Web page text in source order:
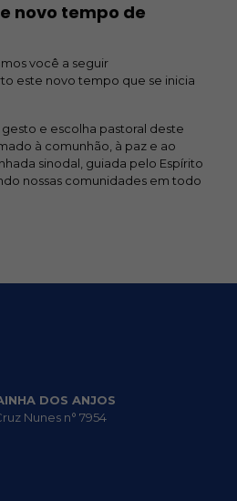
novo tempo de
você a seguir
este novo tempo que se inicia
e escolha pastoral deste
à comunhão, à paz e ao
sinodal, guiada pelo Espírito
nossas comunidades em todo
DOS ANJOS
Nunes n° 7954